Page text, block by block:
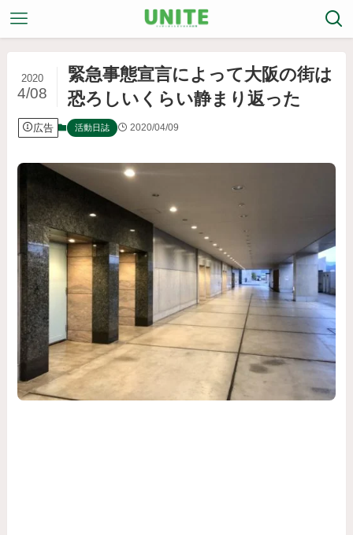
緊急事態宣言によって大阪の街は
恐ろしいくらい静まり返った
2020
4/08
広告 活動日誌 2020/04/09